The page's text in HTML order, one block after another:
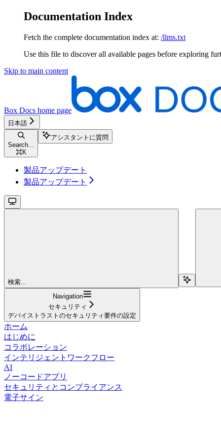
Documentation Index
Fetch the complete documentation index at: /llms.txt
Use this file to discover all available pages before exploring
Skip to main content
Box Docs home page
日本語
Search...
⌘K
アシスタントに質問
製品アップデート
製品アップデート
検索...
Navigation
セキュリティ
デバイストラストのセキュリティ要件の設定
ホーム
はじめに
コラボレーション
インテリジェントワークフロー
AI
ノーコードアプリ
セキュリティとコンプライアンス
電子サイン